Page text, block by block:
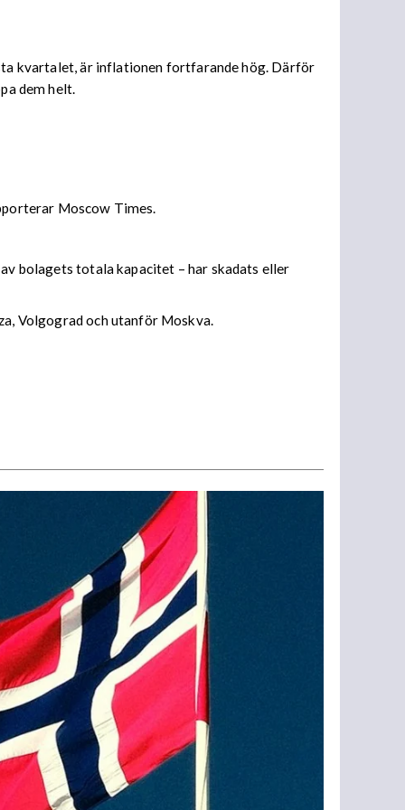
kvartalet, är inflationen fortfarande hög. Därför
dem helt.
Moscow Times.
bolagets totala kapacitet – har skadats eller
Volgograd och utanför Moskva.